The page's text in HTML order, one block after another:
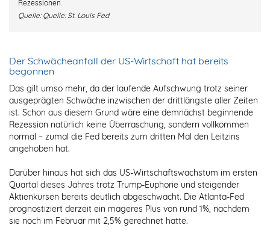
Rezessionen.
Quelle: Quelle: St. Louis Fed
Der Schwächeanfall der US-Wirtschaft hat bereits
begonnen
Das gilt umso mehr, da der laufende Aufschwung trotz seiner
ausgeprägten Schwäche inzwischen der drittlängste aller Zeiten
ist. Schon aus diesem Grund wäre eine demnächst beginnende
Rezession natürlich keine Überraschung, sondern vollkommen
normal – zumal die Fed bereits zum dritten Mal den Leitzins
angehoben hat.
Darüber hinaus hat sich das US-Wirtschaftswachstum im ersten
Quartal dieses Jahres trotz Trump-Euphorie und steigender
Aktienkursen bereits deutlich abgeschwächt. Die Atlanta-Fed
prognostiziert derzeit ein mageres Plus von rund 1%, nachdem
sie noch im Februar mit 2,5% gerechnet hatte.